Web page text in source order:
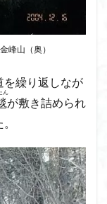
峰山（奥）
繰り返しなが
ん
が敷き詰められ
世界遺産
三重県
浦富士
ルプス
八溝川湧水群
ヶ岳
兵庫県